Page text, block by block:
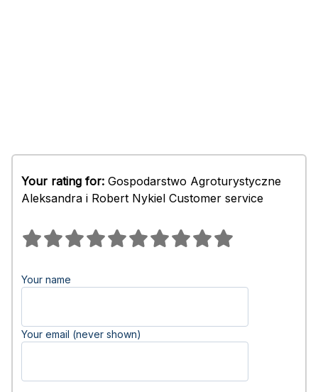
Your rating for: Gospodarstwo Agroturystyczne
Aleksandra i Robert Nykiel Customer service
Your name
Your email (never shown)